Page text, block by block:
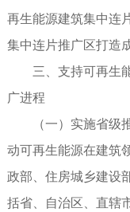
再生能源建筑集中连
集中连片推广区打造
三、支持可再生能
广进程
（一）实施省级推
动可再生能源在建筑
政部、住房城乡建设
括省、自治区、直辖